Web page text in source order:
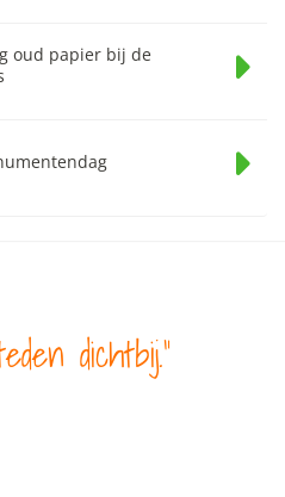
oud papier bij de
dichtbij.